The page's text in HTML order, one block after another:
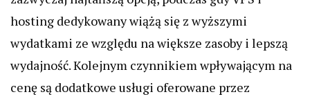
hosting dedykowany wiążą się z wyższymi
wydatkami ze względu na większe zasoby i lepszą
wydajność. Kolejnym czynnikiem wpływającym na
cenę są dodatkowe usługi oferowane przez